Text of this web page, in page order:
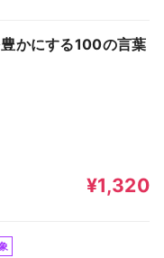
かにする100の言葉
¥1,320